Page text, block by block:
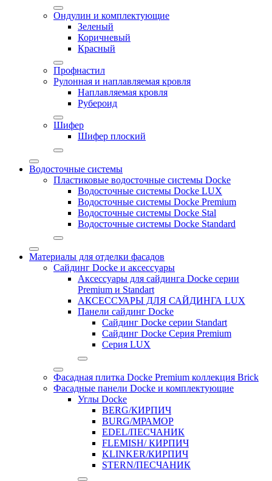
Ондулин и комплектующие
Зеленый
Коричневый
Красный
Профнастил
Рулонная и наплавляемая кровля
Наплавляемая кровля
Рубероид
Шифер
Шифер плоский
Водосточные системы
Пластиковые водосточные системы Docke
Водосточные системы Docke LUX
Водосточные системы Docke Premium
Водосточные системы Docke Stal
Водосточные системы Docke Standard
Материалы для отделки фасадов
Сайдинг Docke и аксессуары
Аксессуары для сайдинга Docke серии
Premium и Standart
АКСЕССУАРЫ ДЛЯ САЙДИНГА LUX
Панели сайдинг Docke
Cайдинг Docke серии Standart
Сайдинг Docke Серия Premium
Серия LUX
Фасадная плитка Docke Premium коллекция Brick
Фасадные панели Docke и комплектующие
Углы Docke
BERG/КИРПИЧ
BURG/МРАМОР
EDEL/ПЕСЧАНИК
FLEMISH/ КИРПИЧ
KLINKER/КИРПИЧ
STERN/ПЕСЧАНИК